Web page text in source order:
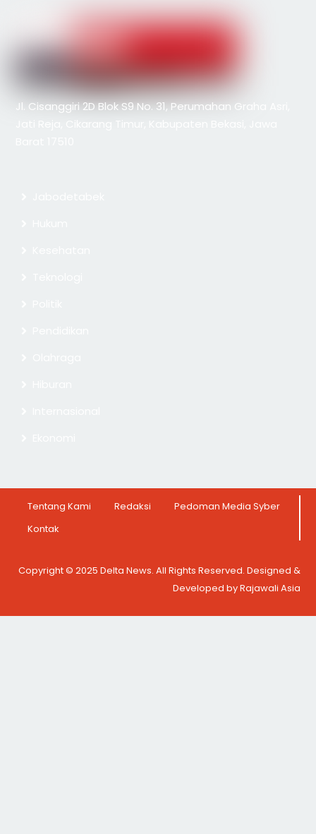
Jl. Cisanggiri 2D Blok S9 No. 31, Perumahan Graha Asri,
Jati Reja, Cikarang Timur, Kabupaten Bekasi, Jawa
Tentang Kami Redaksi
Pedoman Media Syber
Kontak
Copyright © 2025 Delta News. All Rights Reserved. Designed &
Developed by Rajawali Asia